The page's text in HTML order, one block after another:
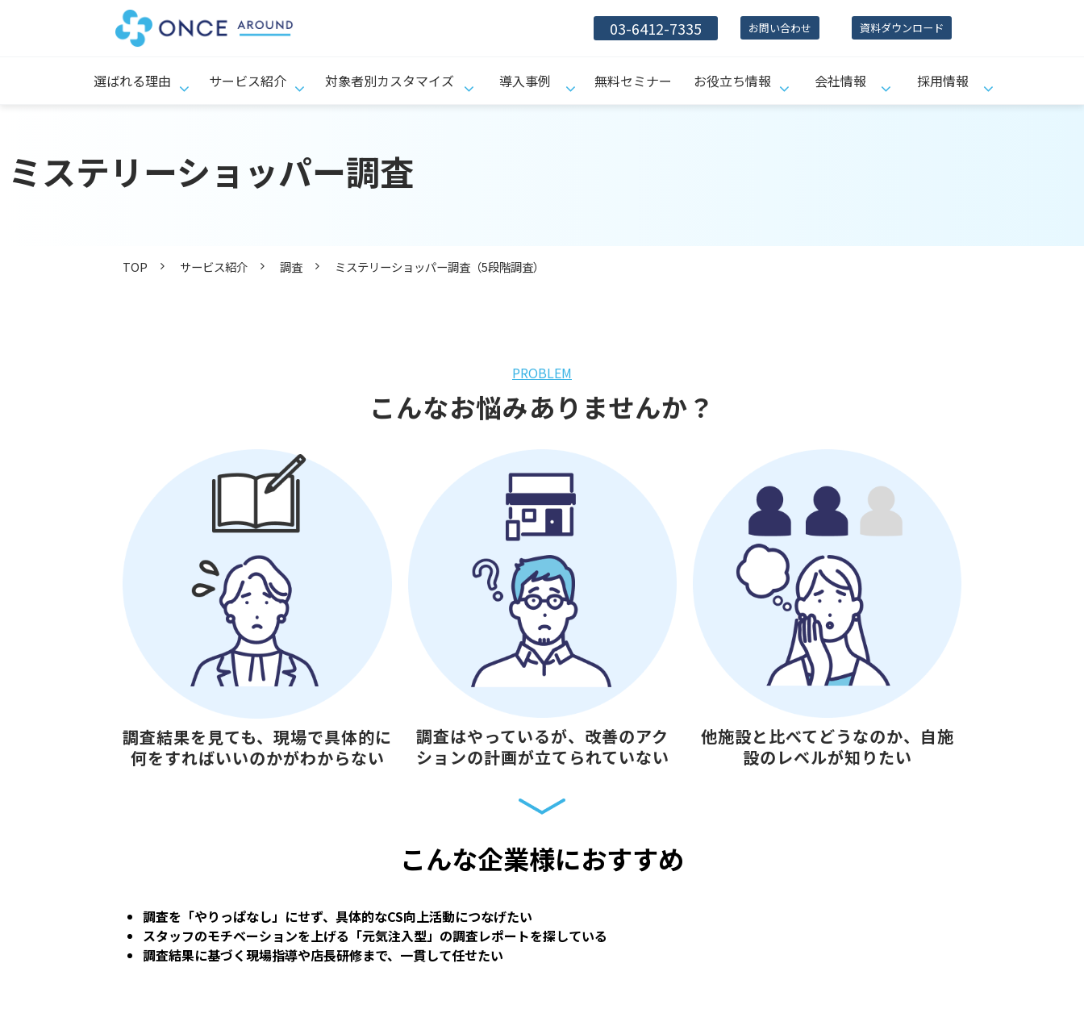
03-6412-7335 お問い合わせ 資料ダウンロード
選ばれる理由 サービス紹介 対象者別カスタマイズ 導入事例 無料セミナー お役立ち情報 会社情報 採用情報
ミステリーショッパー調査
TOP サービス紹介 調査 ミステリーショッパー調査（5段階調査）
PROBLEM
こんなお悩みありませんか？
調査結果を見ても、現場で具体的に
何をすればいいのかがわからない
調査はやっているが、改善のアク
ションの計画が立てられていない
他施設と比べてどうなのか、自施
設のレベルが知りたい
こんな企業様におすすめ
調査を「やりっぱなし」にせず、具体的なCS向上活動につなげたい
スタッフのモチベーションを上げる「元気注入型」の調査レポートを探している
調査結果に基づく現場指導や店長研修まで、一貫して任せたい